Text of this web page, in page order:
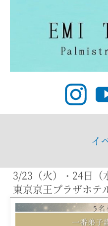
イ
3/23（火）・24日
東京京王プラザホテ